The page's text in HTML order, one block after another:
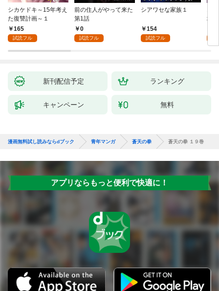
シカケドキ～15年考え
た復讐計画～１
165
試読フル
前の住人がやって来た
第1話
0
試読フル
シアワセな家族１
154
試読フル
地
新刊配信予定 ランキング
キャンペーン 無料
漫画無料試し読みならdブック 青年マンガ 蒼天の拳 蒼天の拳 １９巻
アプリならもっと便利で快適に！